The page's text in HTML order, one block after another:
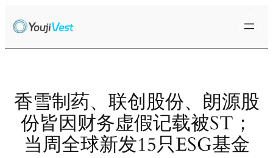
至
香雪制药、联创股份、朗源股
份皆因财务虚假记载被ST；
当周全球新发15只ESG基金